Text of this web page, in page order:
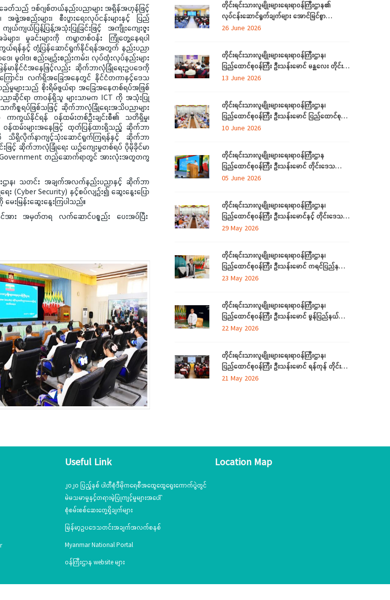
ခေတ်သည် ဒစ်ဂျစ်တယ်နည်းပညာများ အရှိန်အဟုန်ဖြင့်
အစည်းများ၊ စီးပွားရေးလုပ်ငန်းများနှင့် ပြည်
ျယ်ပြန့်ပြန့်အသုံးပြုခြင်းဖြင့် အကျိုးကျေးဇူး
း၊ မှုခင်းများကို ကမ္ဘာတစ်ဝန်း ကြုံတွေ့နေရပါ
ကွယ်ရန်နှင့် တုံ့ပြန်ဆောင်ရွက်နိုင်ရန်အတွက် နည်းပညာ
၊ မူဝါဒ၊ စည်းမျဉ်းစည်းကမ်း၊ လုပ်ထုံးလုပ်နည်းများ
ြန်မာနိုင်ငံအနေဖြင့်လည်း ဆိုက်ဘာလုံခြုံရေးဥပဒေကို
ါကြောင်း၊ လက်ရှိအခြေအနေတွင် နိုင်ငံတကာနှင့်ဒေသ
ျားသည် စိုးရိမ်ဖွယ်ရာ အခြေအနေတစ်ရပ်အဖြစ်
ညာဆိုင်ရာ တာဝန်ရှိသူ များသာမက ICT ကို အသုံးပြု
ာကိစ္စရပ်ဖြစ်သဖြင့် ဆိုက်ဘာလုံခြုံရေးအသိပညာများ
ာကွယ်နိုင်ရန် ဝန်ထမ်းတစ်ဦးချင်းစီ၏ သတိရှိမှု၊
ဝန်ထမ်းများအနေဖြင့် ထုတ်ပြန်ထားရှိသည့် ဆိုက်ဘာ
ားကို သိရှိလိုက်နာကျင့်သုံးဆောင်ရွက်ကြရန်နှင့် ဆိုက်ဘာ
းဖြင့် ဆိုက်ဘာလုံခြုံရေး ယဉ်ကျေးမှုတစ်ရပ် ပိုမိုခိုင်မာ
Government တည်ဆောက်ရာတွင် အားလုံးအတူတကွ
ာန၊ သတင်း အချက်အလက်နည်းပညာနှင့် ဆိုက်ဘာ
(Cyber Security) နှင့်စပ်လျဉ်း၍ ဆွေးနွေးပြော
းမြန်းဆွေးနွေးကြပါသည်။
င်အား အမှတ်တရ လက်ဆောင်ပစ္စည်း ပေးအပ်ပြီး
တိုင်းရင်းသားလူမျိုးများရေးရာဝန်ကြီးဌာန၏
လုပ်ငန်းဆောင်ရွက်ချက်များ အောင်မြင်စွာ
အကောင်အထည်ဖော်နိုင်ရေးအတွက် ရှင်းလင်း
26 June 2026
တိုင်းရင်းသားလူမျိုးများရေးရာဝန်ကြီးဌာန၊
ပြည်ထောင်စုဝန်ကြီး ဦးသန်းမောင် မန္တလေး တိုင်း
ဒေသကြီးအတွင်းရှိ တိုင်းရင်းသားစာပေနှင့်
13 June 2026
တိုင်းရင်းသားလူမျိုးများရေးရာဝန်ကြီးဌာန၊
ပြည်ထောင်စုဝန်ကြီး ဦးသန်းမောင် ပြည်ထောင်စု
နယ်မြေ နေပြည်တော်အတွင်းရှိ တိုင်းရင်းသားစာပေ
ဆွေးနွေး
10 June 2026
တိုင်းရင်းသားလူမျိုးများရေးရာဝန်ကြီးဌာန
ပြည်ထောင်စုဝန်ကြီး ဦးသန်းမောင် တိုင်းဒေသကြီး
နှင့် ပြည်နယ်များမှ လေ့လာရေးခရီးလာရောက်ကြ
အသင်းအဖွဲ့ ကိုယ်စားလှယ်များအား တည်ခင်းဧည့်ခံ
သည့် ဂုဏ်ပြုညစာစားပွဲသို့တက်ရောက်
05 June 2026
တိုင်းရင်းသားလူမျိုးများရေးရာဝန်ကြီးဌာန၊
ပြည်ထောင်စုဝန်ကြီး ဦးသန်းမောင်နှင့် တိုင်းဒေသ
ကြီးနှင့်ပြည်နယ် တိုင်းရင်းသားလူမျိုးရေးရာဝန်ကြီး
29 May 2026
တိုင်းရင်းသားလူမျိုးများရေးရာဝန်ကြီးဌာန၊
ပြည်ထောင်စုဝန်ကြီး ဦးသန်းမောင် ကရင်ပြည်နယ်
အတွင်းရှိ တိုင်းရင်းသားစာပေနှင့်ယဉ်ကျေးမှု
နှင့်တွေ့ဆုံအမှာစကားပြောကြား
23 May 2026
တိုင်းရင်းသားလူမျိုးများရေးရာဝန်ကြီးဌာန၊
ပြည်ထောင်စုဝန်ကြီး ဦးသန်းမောင် မွန်ပြည်နယ်
အတွင်းရှိ တိုင်းရင်းသားစာပေနှင့်ယဉ်ကျေးမှု
ယဉ်ကျေးမှုစင်တာသို့ သွားရောက်ကြည့်ရှုစစ်ဆေး
22 May 2026
တိုင်းရင်းသားလူမျိုးများရေးရာဝန်ကြီးဌာန၊
ပြည်ထောင်စုဝန်ကြီး ဦးသန်းမောင် ရန်ကုန် တိုင်း
ဒေသကြီးအတွင်းရှိ တိုင်းရင်းသားစာပေနှင့်
21 May 2026
Useful Link
၂၀၂၀ ပြည့်နှစ် ပါတီစုံဒီမိုကရေစီအထွေထွေရွေးကောက်ပွဲတွင်
မဲမသမာမှုနှင့်တရားမဲ့ပြုကျင့်မှုများအပေါ်
စုံစမ်းစစ်ဆေးတွေ့ရှိချက်များ
မြန်မာ့ဥပဒေသတင်းအချက်အလက်စနစ်
Myanmar National Portal
ဝန်ကြီးဌာန website များ
Location Map